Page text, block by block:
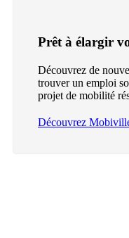
Prêt à élargir
Découvrez de
trouver un emploi
projet de mobilité
Découvrez